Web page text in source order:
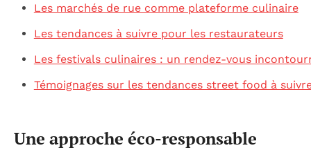
Les marchés de rue comme plateforme culinaire
Les tendances à suivre pour les restaurateurs
Les festivals culinaires : un rendez-vous
Témoignages sur les tendances street food à
Une approche éco-responsable